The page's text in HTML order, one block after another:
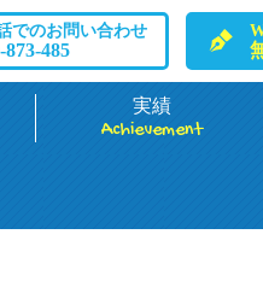
でのお問い合わせ
873-485
実績
Achievement